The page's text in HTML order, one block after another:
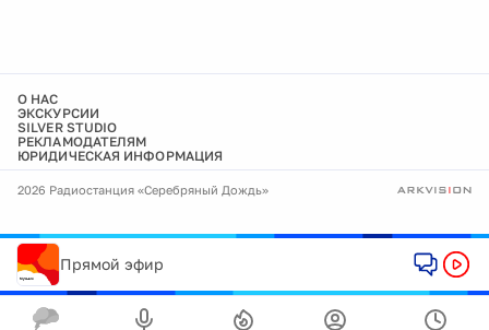
О НАС
ЭКСКУРСИИ
SILVER STUDIO
РЕКЛАМОДАТЕЛЯМ
ЮРИДИЧЕСКАЯ ИНФОРМАЦИЯ
2026 Радиостанция «Серебряный Дождь»
Прямой эфир